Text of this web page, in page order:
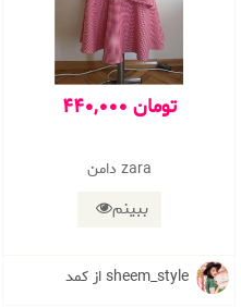
440,000 تومان
دامن zara
ببینم
از کمد sheem_style